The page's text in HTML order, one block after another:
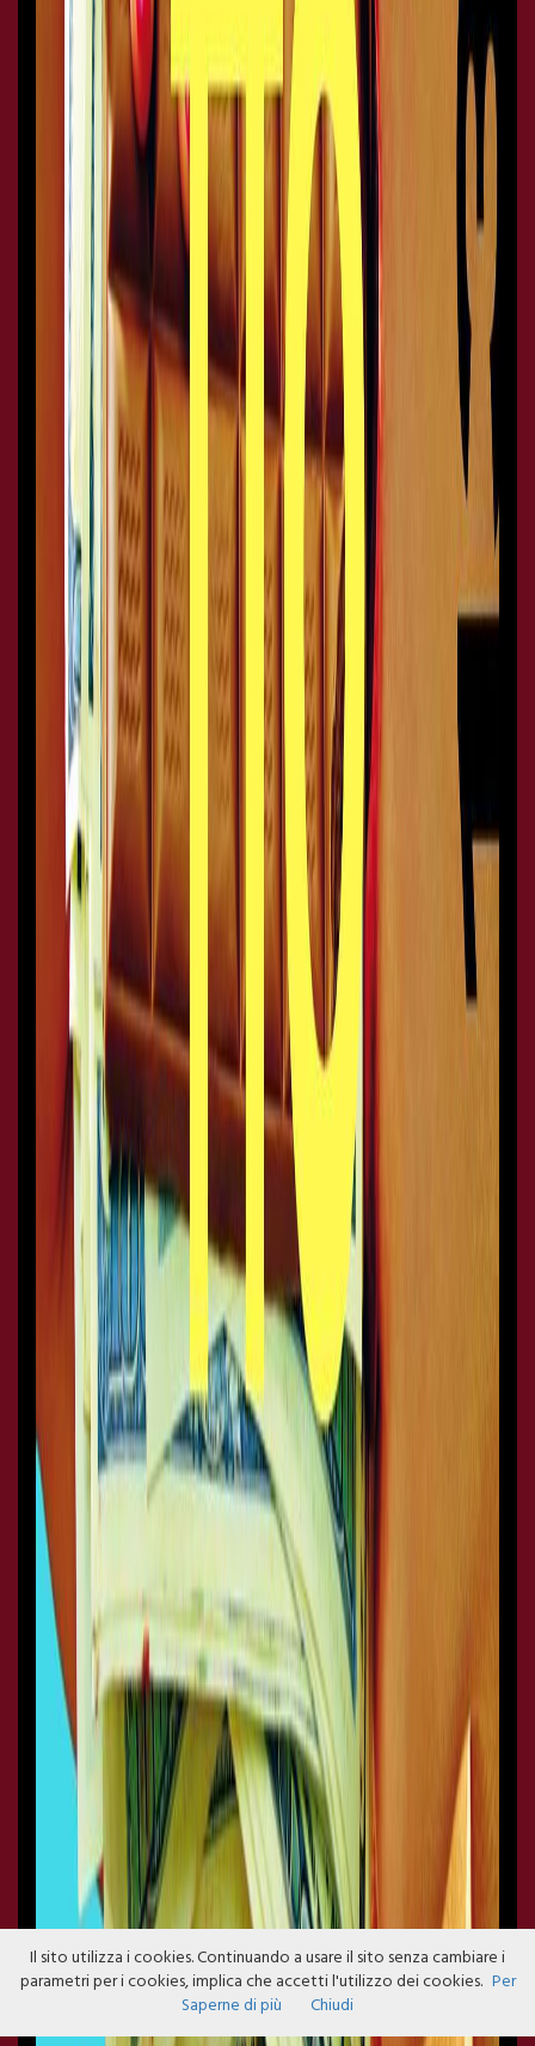
Il sito utilizza i cookies. Continuando a usare il sito senza cambiare i
parametri per i cookies, implica che accetti l'utilizzo dei cookies. Per
Saperne di più
Chiudi